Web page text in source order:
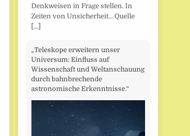
Denkweisen in Frage stellen. In
Zeiten von Unsicherheit... Quelle
[...]
„Teleskope erweitern unser
Universum: Einfluss auf
Wissenschaft und Weltanschauung
durch bahnbrechende
astronomische Erkenntnisse.“